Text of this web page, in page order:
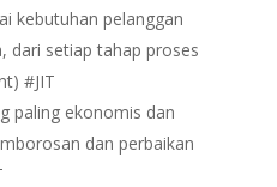
kebutuhan pelanggan
dari setiap tahap proses
#JIT
paling ekonomis dan
dan perbaikan